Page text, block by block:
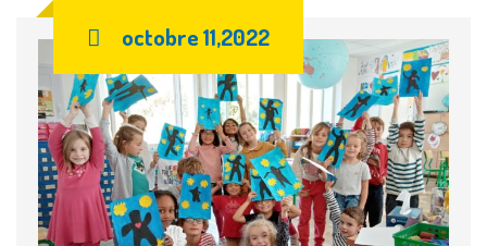
octobre 11,2022